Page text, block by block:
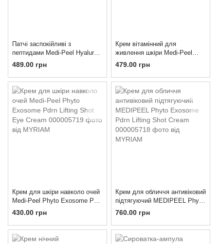
Патчі заспокійливі з
пептидами Medi-Peel Hyaluron
Cica Peptide 9 Ampoule Eye
Patch - 60 шт
489.00 грн
Крем вітамінний для
живлення шкіри Medi-Peel
Deep VC Ultra Cream
479.00 грн
Крем для шкіри навколо очей
Medi-Peel Phyto Exosome Pdrn
Lifting Shot Eye Cream
430.00 грн
Крем для обличчя антивіковий
підтягуючий MEDIPEEL Phyto
Exosome Pdrn Lifting Shot
760.00 грн